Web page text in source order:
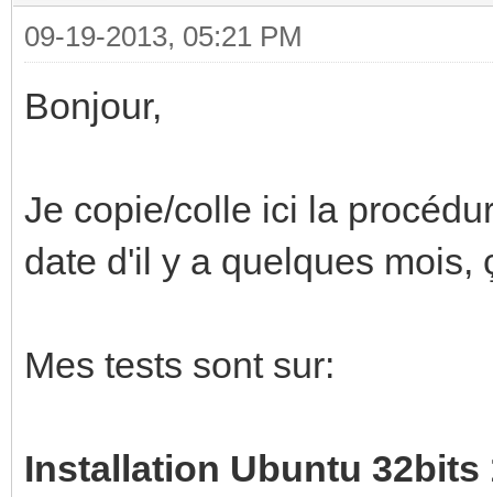
09-19-2013, 05:21 PM
Bonjour,
Je copie/colle ici la
date d'il y a quelques mois,
Mes tests sont sur:
Installation Ubuntu 32bits